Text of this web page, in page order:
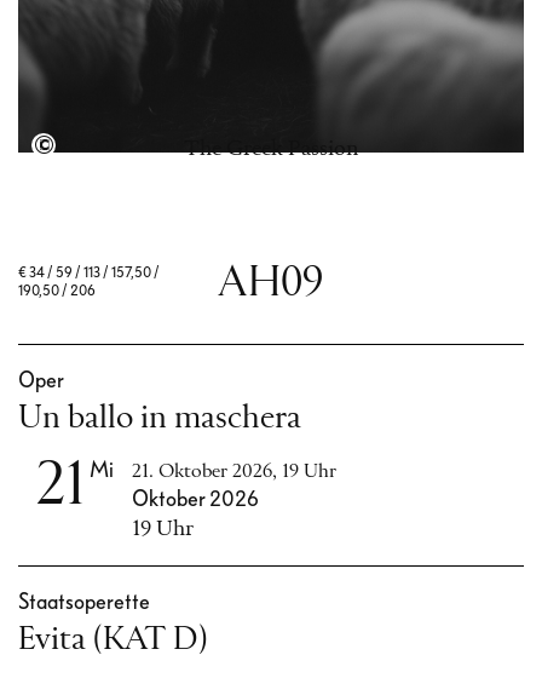
The Greek Passion
€34 / 59 / 113 / 157,50 /
190,50 / 206
AH09
21 Mi 21. Oktober 2026, 19 Uhr
Oktober 2026
19 Uhr
Un ballo in maschera
Oper
Evita (KAT D)
Staatsoperette